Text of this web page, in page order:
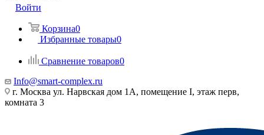
Войти
Корзина0
Избранные товары0
Сравнение товаров0
Info@smart-complex.ru
г. Москва ул. Нарвская дом 1А, помещение I, этаж перв,
комната 3